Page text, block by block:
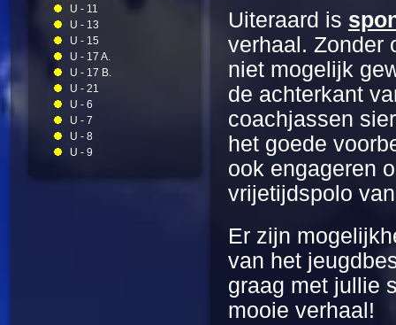
U - 11
U - 13
U - 15
U - 17 A.
U - 17 B.
U - 21
U - 6
U - 7
U - 8
U - 9
Uiteraard is
verhaal. Zonder
niet mogelijk
de achterkant
coachjassen
het goede
ook engageren
vrijetijdspolo
Er zijn
van het
graag met jullie
mooie verhaal!